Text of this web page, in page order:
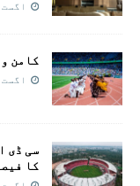
اگست 5, 2026
کامن
اگست 5, 2026
سی ڈی
کا